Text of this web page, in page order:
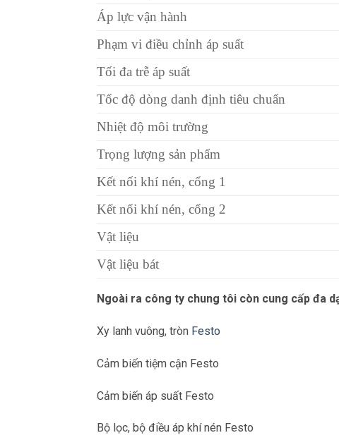
Áp lực vận hành
Phạm vi điều chỉnh áp suất
Tối đa trễ áp suất
Tốc độ dòng danh định tiêu chuẩn
Nhiệt độ môi trường
Trọng lượng sản phẩm
Kết nối khí nén, cổng 1
Kết nối khí nén, cổng 2
Vật liệu
Vật liệu bát
Ngoài ra công ty chung tôi còn cung cấp đa
Xy lanh vuông, tròn Festo
Cảm biến tiệm cận Festo
Cảm biến áp suất Festo
Bộ lọc, bộ điều áp khí nén Festo